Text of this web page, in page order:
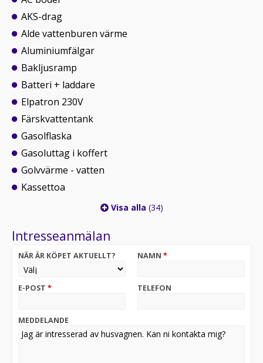
AKS-drag
Alde vattenburen värme
Aluminiumfälgar
Bakljusramp
Batteri + laddare
Elpatron 230V
Färskvattentank
Gasolflaska
Gasoluttag i koffert
Golvvärme - vatten
Kassettoa
Visa alla (34)
Intresseanmälan
NÄR ÄR KÖPET AKTUELLT? NAMN *
E-POST * TELEFON
MEDDELANDE